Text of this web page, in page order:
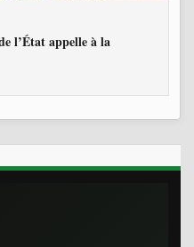
l’État appelle à la